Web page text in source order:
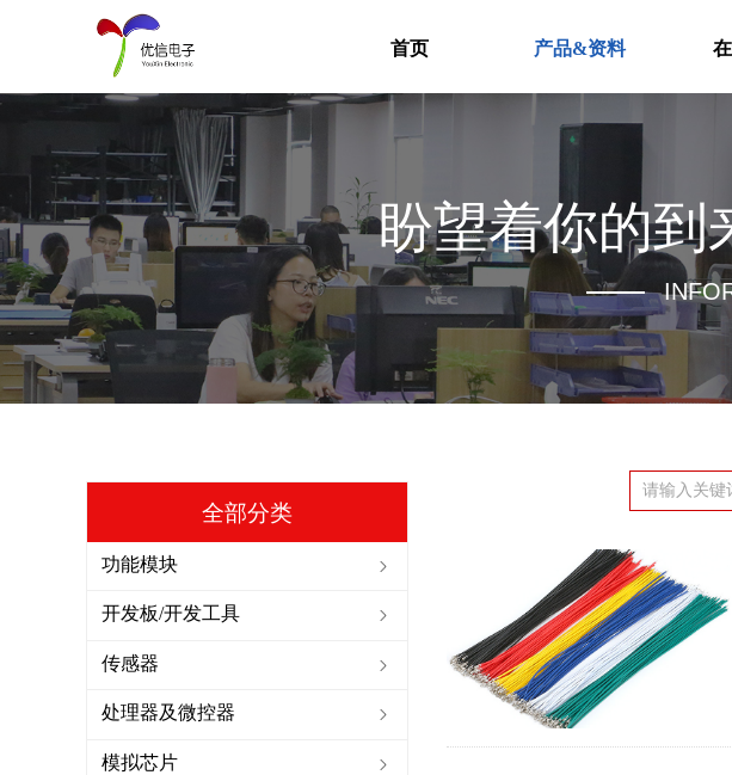
首页 产品&资料
盼望着你的到
全部分类
ꁇ
功能模块
ꁇ
开发板/开发工具
ꁇ
传感器
ꁇ
处理器及微控器
ꁇ
模拟芯片